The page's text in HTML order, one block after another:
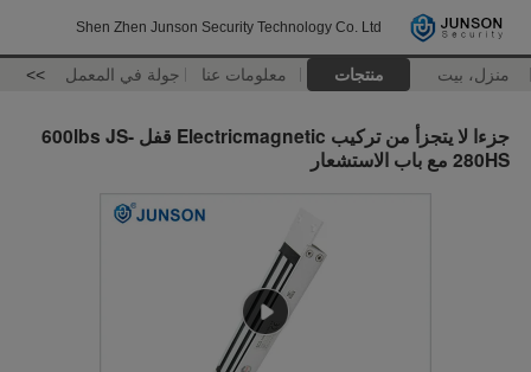
Shen Zhen Junson Security Technology Co. Ltd
منزل، بيت منتجات معلومات عنا جولة في المعمل >>
جزءا لا يتجزأ من تركيب Electricmagnetic قفل 600lbs JS-
280HS مع باب الاستشعار